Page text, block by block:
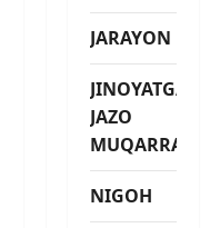
JARAYON
JINOYATGA
JAZO
MUQARRAR
NIGOH